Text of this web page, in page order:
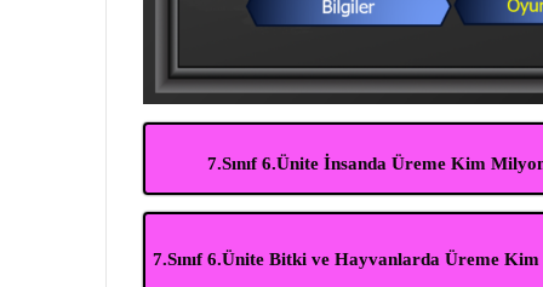
7.Sınıf 6.Ünite İnsanda Üreme Kim
7.Sınıf 6.Ünite Bitki ve Hayvanlarda Üreme